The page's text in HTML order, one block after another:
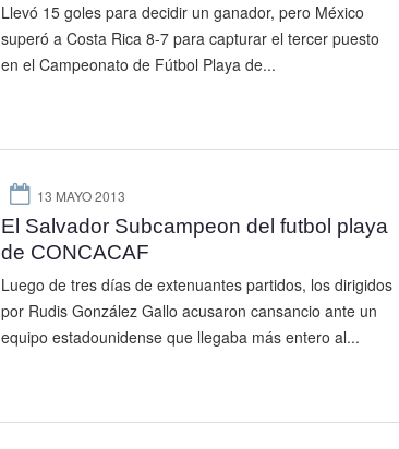
Llevó 15 goles para decidir un ganador, pero México
superó a Costa Rica 8-7 para capturar el tercer puesto
en el Campeonato de Fútbol Playa de...
13 MAYO 2013
El Salvador Subcampeon del futbol playa
de CONCACAF
Luego de tres días de extenuantes partidos, los dirigidos
por Rudis González Gallo acusaron cansancio ante un
equipo estadounidense que llegaba más entero al...